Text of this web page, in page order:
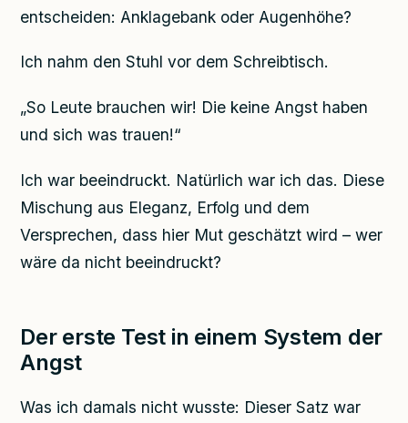
entscheiden: Anklagebank oder Augenhöhe?
Ich nahm den Stuhl vor dem Schreibtisch.
„So Leute brauchen wir! Die keine Angst haben
und sich was trauen!“
Ich war beeindruckt. Natürlich war ich das. Diese
Mischung aus Eleganz, Erfolg und dem
Versprechen, dass hier Mut geschätzt wird – wer
wäre da nicht beeindruckt?
Der erste Test in einem System der
Angst
Was ich damals nicht wusste: Dieser Satz war